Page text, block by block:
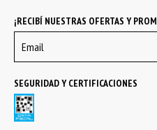
¡RECIBÍ NUESTRAS OFERTAS Y
SEGURIDAD Y CERTIFICACIONES